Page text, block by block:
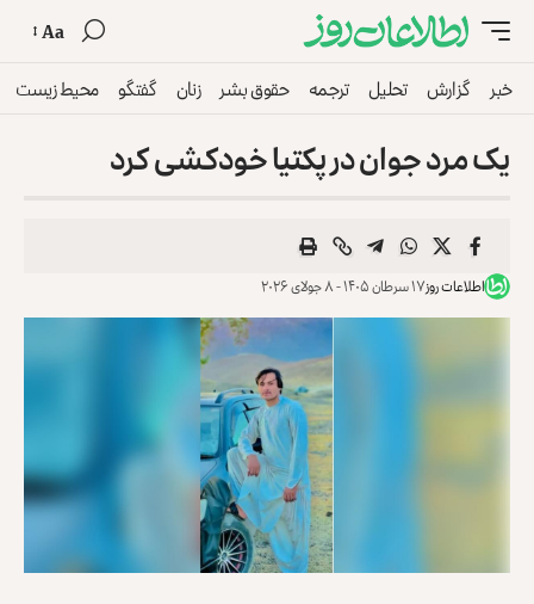
Aa
خبر گزارش تحلیل ترجمه حقوق بشر زنان گفتگو محیط زیست
یک مرد جوان در پکتیا خودکشی کرد
اطلاعات روز۱۷ سرطان ۱۴۰۵ - ۸ جولای ۲۰۲۶